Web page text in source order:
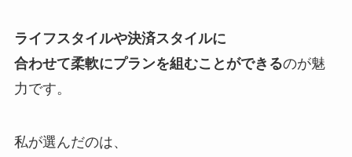
ライフスタイルや決済スタイルに
合わせて柔軟にプランを組むことができるのが魅
力です。
私が選んだのは、